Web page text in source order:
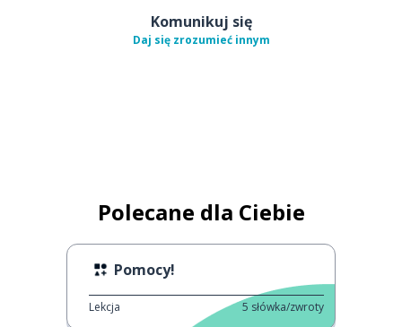
Komunikuj się
Daj się zrozumieć innym
Polecane dla Ciebie
Pomocy!
Lekcja 5 słówka/zwroty